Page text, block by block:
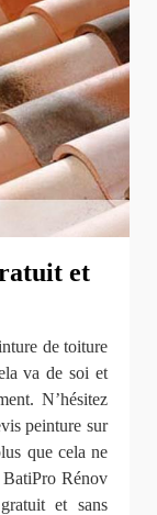
et
de toiture
va de soi et
N’hésitez
peinture sur
que cela ne
BatiPro Rénov
et sans